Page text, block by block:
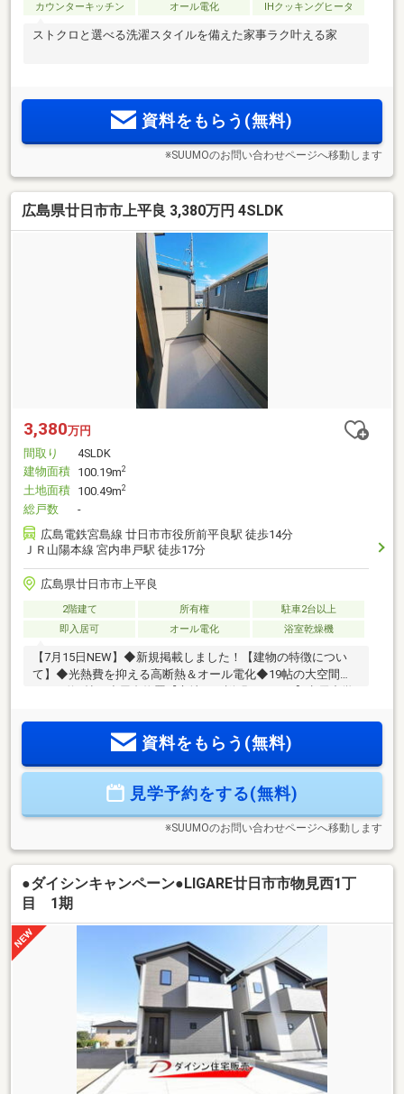
カウンターキッチン
オール電化 IHクッキングヒータ
ストクロと選べる洗濯スタイルを備えた家事ラク叶える家
資料をもらう(無料)
※SUUMOのお問い合わせページへ移動します
広島県廿日市市上平良 3,380万円 4SLDK
3,380万円
間取り
4SLDK
建物面積 100.19m2
土地面積 100.49m2
総戸数
-
広島電鉄宮島線 廿日市市役所前平良駅 徒歩14分
ＪＲ山陽本線 宮内串戸駅 徒歩17分
広島県廿日市市上平良
2階建て 所有権
駐車2台以上
即入居可
オール電化 浴室乾燥機
【7月15日NEW】◆新規掲載しました！【建物の特徴につい
て】◆光熱費を抑える高断熱＆オール電化◆19帖の大空間
好な好立地お子様の通学が安心な距離感に加え、毎日の通勤
やレジャーに便利な西広島バイパスへのアクセスもスムーズ
50年 変動 弊社紹介金融機関 の場合月々69169円 ボーナ
資料をもらう(無料)
見学予約をする(無料)
※SUUMOのお問い合わせページへ移動します
●ダイシンキャンペーン●LIGARE廿日市市物見西1丁
目 1期